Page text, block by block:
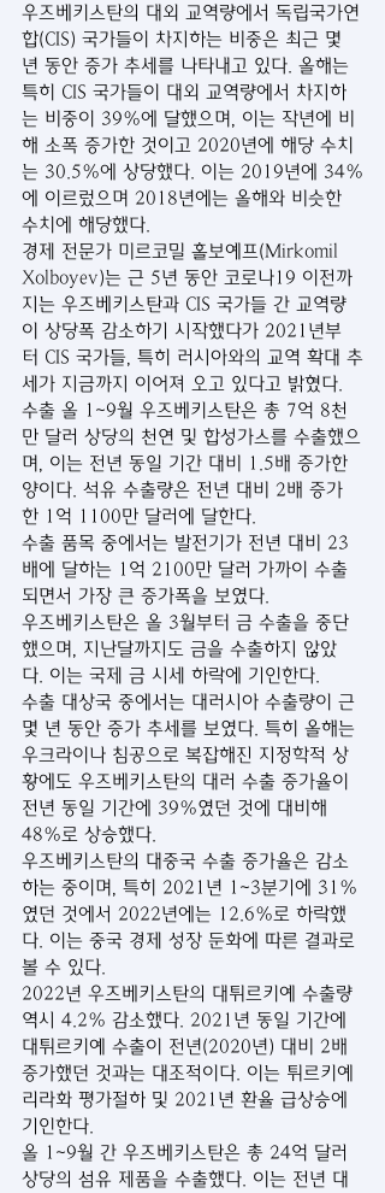
우즈베키스탄의 대외 교역량에서 독립국가연
합(CIS) 국가들이 차지하는 비중은 최근 몇
년 동안 증가 추세를 나타내고 있다. 올해는
특히 CIS 국가들이 대외 교역량에서 차지하
는 비중이 39%에 달했으며, 이는 작년에 비
해 소폭 증가한 것이고 2020년에 해당 수치
는 30.5%에 상당했다. 이는 2019년에 34%
에 이르렀으며 2018년에는 올해와 비슷한
수치에 해당했다.
경제 전문가 미르코밀 홀보예프(Mirkomil
Xolboyev)는 근 5년 동안 코로나19 이전까
지는 우즈베키스탄과 CIS 국가들 간 교역량
이 상당폭 감소하기 시작했다가 2021년부
터 CIS 국가들, 특히 러시아와의 교역 확대 추
세가 지금까지 이어져 오고 있다고 밝혔다.
수출 올 1~9월 우즈베키스탄은 총 7억 8천
만 달러 상당의 천연 및 합성가스를 수출했으
며, 이는 전년 동일 기간 대비 1.5배 증가한
양이다. 석유 수출량은 전년 대비 2배 증가
한 1억 1100만 달러에 달한다.
수출 품목 중에서는 발전기가 전년 대비 23
배에 달하는 1억 2100만 달러 가까이 수출
되면서 가장 큰 증가폭을 보였다.
우즈베키스탄은 올 3월부터 금 수출을 중단
했으며, 지난달까지도 금을 수출하지 않았
다. 이는 국제 금 시세 하락에 기인한다.
수출 대상국 중에서는 대러시아 수출량이 근
몇 년 동안 증가 추세를 보였다. 특히 올해는
우크라이나 침공으로 복잡해진 지정학적 상
황에도 우즈베키스탄의 대러 수출 증가율이
전년 동일 기간에 39%였던 것에 대비해
48%로 상승했다.
우즈베키스탄의 대중국 수출 증가율은 감소
하는 중이며, 특히 2021년 1~3분기에 31%
였던 것에서 2022년에는 12.6%로 하락했
다. 이는 중국 경제 성장 둔화에 따른 결과로
볼 수 있다.
2022년 우즈베키스탄의 대튀르키예 수출량
역시 4.2% 감소했다. 2021년 동일 기간에
대튀르키예 수출이 전년(2020년) 대비 2배
증가했던 것과는 대조적이다. 이는 튀르키예
리라화 평가절하 및 2021년 환율 급상승에
기인한다.
올 1~9월 간 우즈베키스탄은 총 24억 달러
상당의 섬유 제품을 수출했다. 이는 전년 대